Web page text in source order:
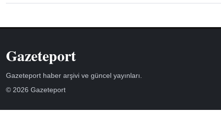
Gazeteport
Gazeteport haber arşivi ve güncel yayınları.
© 2026 Gazeteport